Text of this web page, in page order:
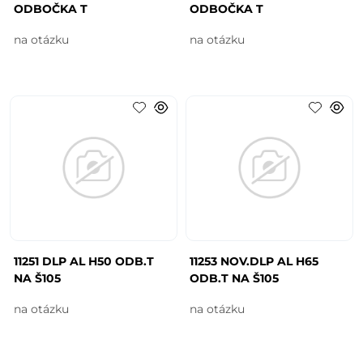
ODBOČKA T
na otázku
ODBOČKA T
na otázku
11251 DLP AL H50 ODB.T
NA Š105
na otázku
11253 NOV.DLP AL H65
ODB.T NA Š105
na otázku